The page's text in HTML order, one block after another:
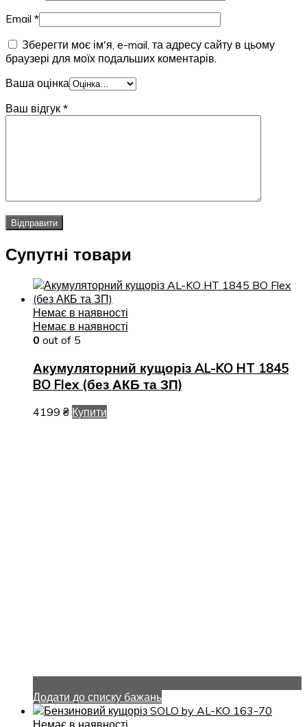
Email *
Зберегти моє ім'я, e-mail, та адресу сайту в цьому
браузері для моїх подальших коментарів.
Ваша оцінка
Ваш відгук *
Супутні товари
Немає в наявності
Немає в наявності
0 out of 5
Акумуляторний кущоріз AL-KO HT 1845
BO Flex (без АКБ та ЗП)
4199 ₴ Купити
Додати до списку бажань